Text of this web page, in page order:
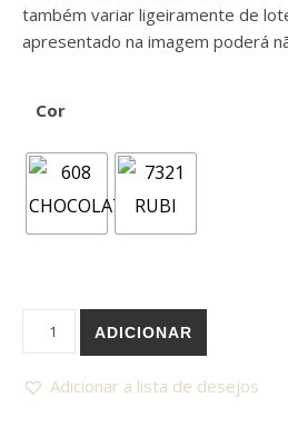
também variar ligeiramente de
apresentado na imagem poderá
Cor
Quantidade de Açucena CÍRCULO
ADICIONAR
Adicionar a lista de desejos